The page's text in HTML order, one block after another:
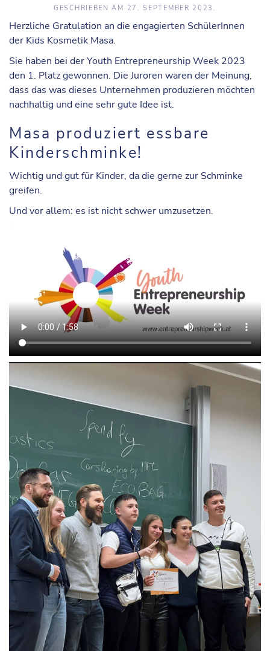
GESCHRIEBEN AM 27. SEPTEMBER 2023.
Herzliche Gratulation an die engagierten SchülerInnen
der Kids Kosmetik Masa.
Sie haben bei der Youth Entrepreneurship Week 2023
den 1. Platz gewonnen. Die Juroren waren der Meinung,
dass das was dieses Unternehmen produzieren möchten
nachhaltig und eine sehr gute Idee ist.
Masa produziert essbare
Kinderschminke!
Wichtig und gut für Kinder, da die gerne zur Schminke
greifen.
Und vor allem: es ist nicht schwer umzusetzen.